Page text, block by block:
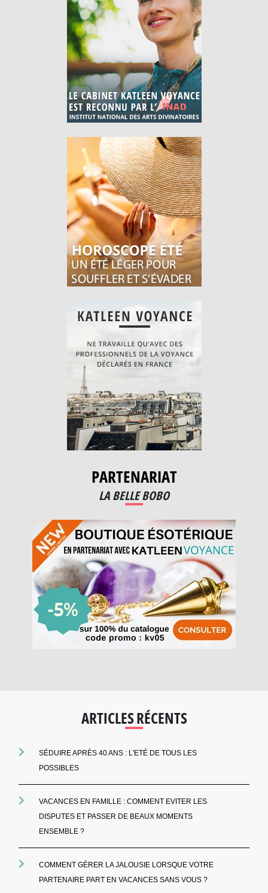
PARTENARIAT
LA BELLE BOBO
ARTICLES RÉCENTS
SÉDUIRE APRÈS 40 ANS : L'ETÉ DE TOUS LES
POSSIBLES
VACANCES EN FAMILLE : COMMENT EVITER LES
DISPUTES ET PASSER DE BEAUX MOMENTS
ENSEMBLE ?
COMMENT GÉRER LA JALOUSIE LORSQUE VOTRE
PARTENAIRE PART EN VACANCES SANS VOUS ?